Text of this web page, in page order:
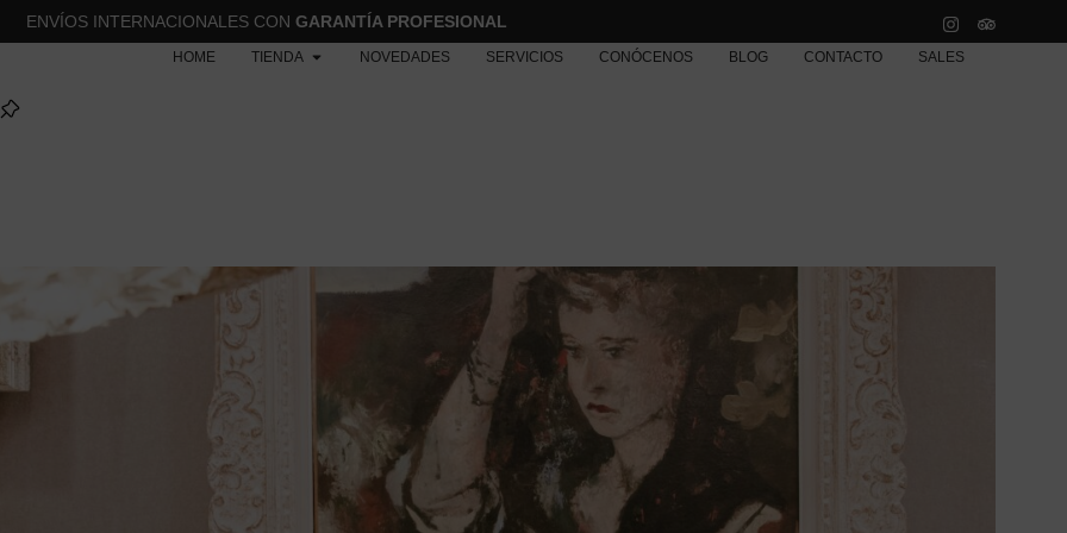
ENVÍOS INTERNACIONALES CON GARANTÍA PROFESIONAL
HOME TIENDA NOVEDADES SERVICIOS CONÓCENOS BLOG CONTACTO SALES